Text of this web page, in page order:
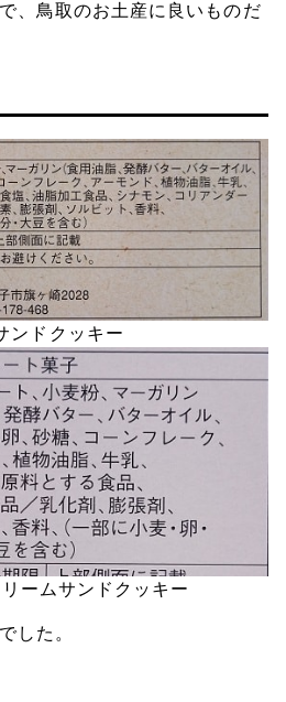
、鳥取のお土産に良いものだ
ンドクッキー
ームサンドクッキー
した。